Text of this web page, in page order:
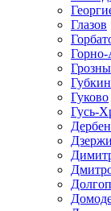
Глазов
Горно-
Губкин
Гуково
Гусь-